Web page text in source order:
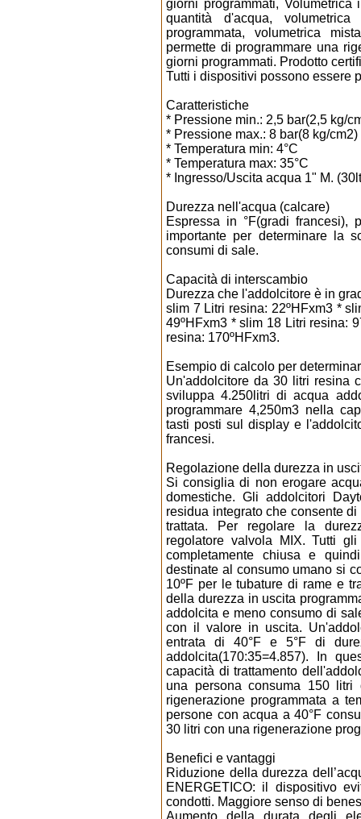
giorni programmati,
quantità d'acqua,
programmata, volumetrica
permette di programmare una
giorni programmati. Prodotto
Tutti i dispositivi possono essere
Caratteristiche
* Pressione min.: 2,5 bar(2,5 kg/
* Pressione max.: 8 bar(8 kg/cm2)
* Temperatura min: 4°C
* Temperatura max: 35°C
* Ingresso/Uscita acqua 1" M.
Durezza nell'acqua (calcare)
Espressa in °F(gradi francesi),
importante per determinare la
consumi di sale.
Capacità di interscambio
Durezza che l'addolcitore è in
slim 7 Litri resina: 22ºHFxm3 *
49ºHFxm3 * slim 18 Litri resina:
resina: 170ºHFxm3.
Esempio di calcolo per
Un'addolcitore da 30 litri resina
sviluppa 4.250litri di acqua
programmare 4,250m3 nella
tasti posti sul display e
francesi.
Regolazione della durezza in
Si consiglia di non erogare
domestiche. Gli addolcitori
residua integrato che consente
trattata. Per regolare la
regolatore valvola MIX. Tutti
completamente chiusa e
destinate al consumo umano si
10ºF per le tubature di rame e
della durezza in uscita
addolcita e meno consumo di
con il valore in uscita.
entrata di 40°F e 5°F di
addolcita(170:35=4.857). In
capacità di trattamento
una persona consuma 150
rigenerazione programmata a
persone con acqua a 40°F
30 litri con una rigenerazione
Benefici e vantaggi
Riduzione della durezza
ENERGETICO: il dispositivo
condotti. Maggiore senso di
Aumento della durata degli